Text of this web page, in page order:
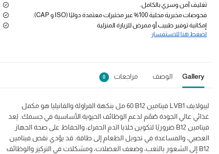
تغليف آمن وسري بالكامل.
فحوصات مخبرية محلية 100% عبر مختبرات معتمدة دوليًا (ISO و CAP).
إمكانية توفير طبيب أو ممرض للزيارة المنزلية
اضغط هنا للاستفسار
Gallery الوصف مراجعات 0
ليبولايف LVB1 فيتامين B12 ‏60 مل بنكهة الفراولة والفانيليا هو مكمل
غذائي عالي الجودة صُمّم لدعم الوظائف الحيوية الأساسية في جسمك. يُعد
فيتامين B12 ضروريًا لتكوين خلايا الدم الحمراء، والحفاظ على صحة الجهاز
العصبي، والمساعدة في تحويل الطعام إلى طاقة. قد يؤدي نقص فيتامين
B12 إلى الشعور بالتعب، وضعف العضلات، ومشكلات في التركيز والوظائف